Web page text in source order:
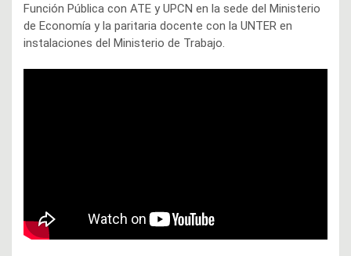
Función Pública con ATE y UPCN en la sede del Ministerio
de Economía y la paritaria docente con la UNTER en
instalaciones del Ministerio de Trabajo.